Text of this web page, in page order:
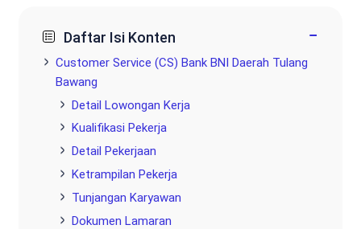
Daftar Isi Konten −
Customer Service (CS) Bank BNI Daerah Tulang
Bawang
Detail Lowongan Kerja
Kualifikasi Pekerja
Detail Pekerjaan
Ketrampilan Pekerja
Tunjangan Karyawan
Dokumen Lamaran